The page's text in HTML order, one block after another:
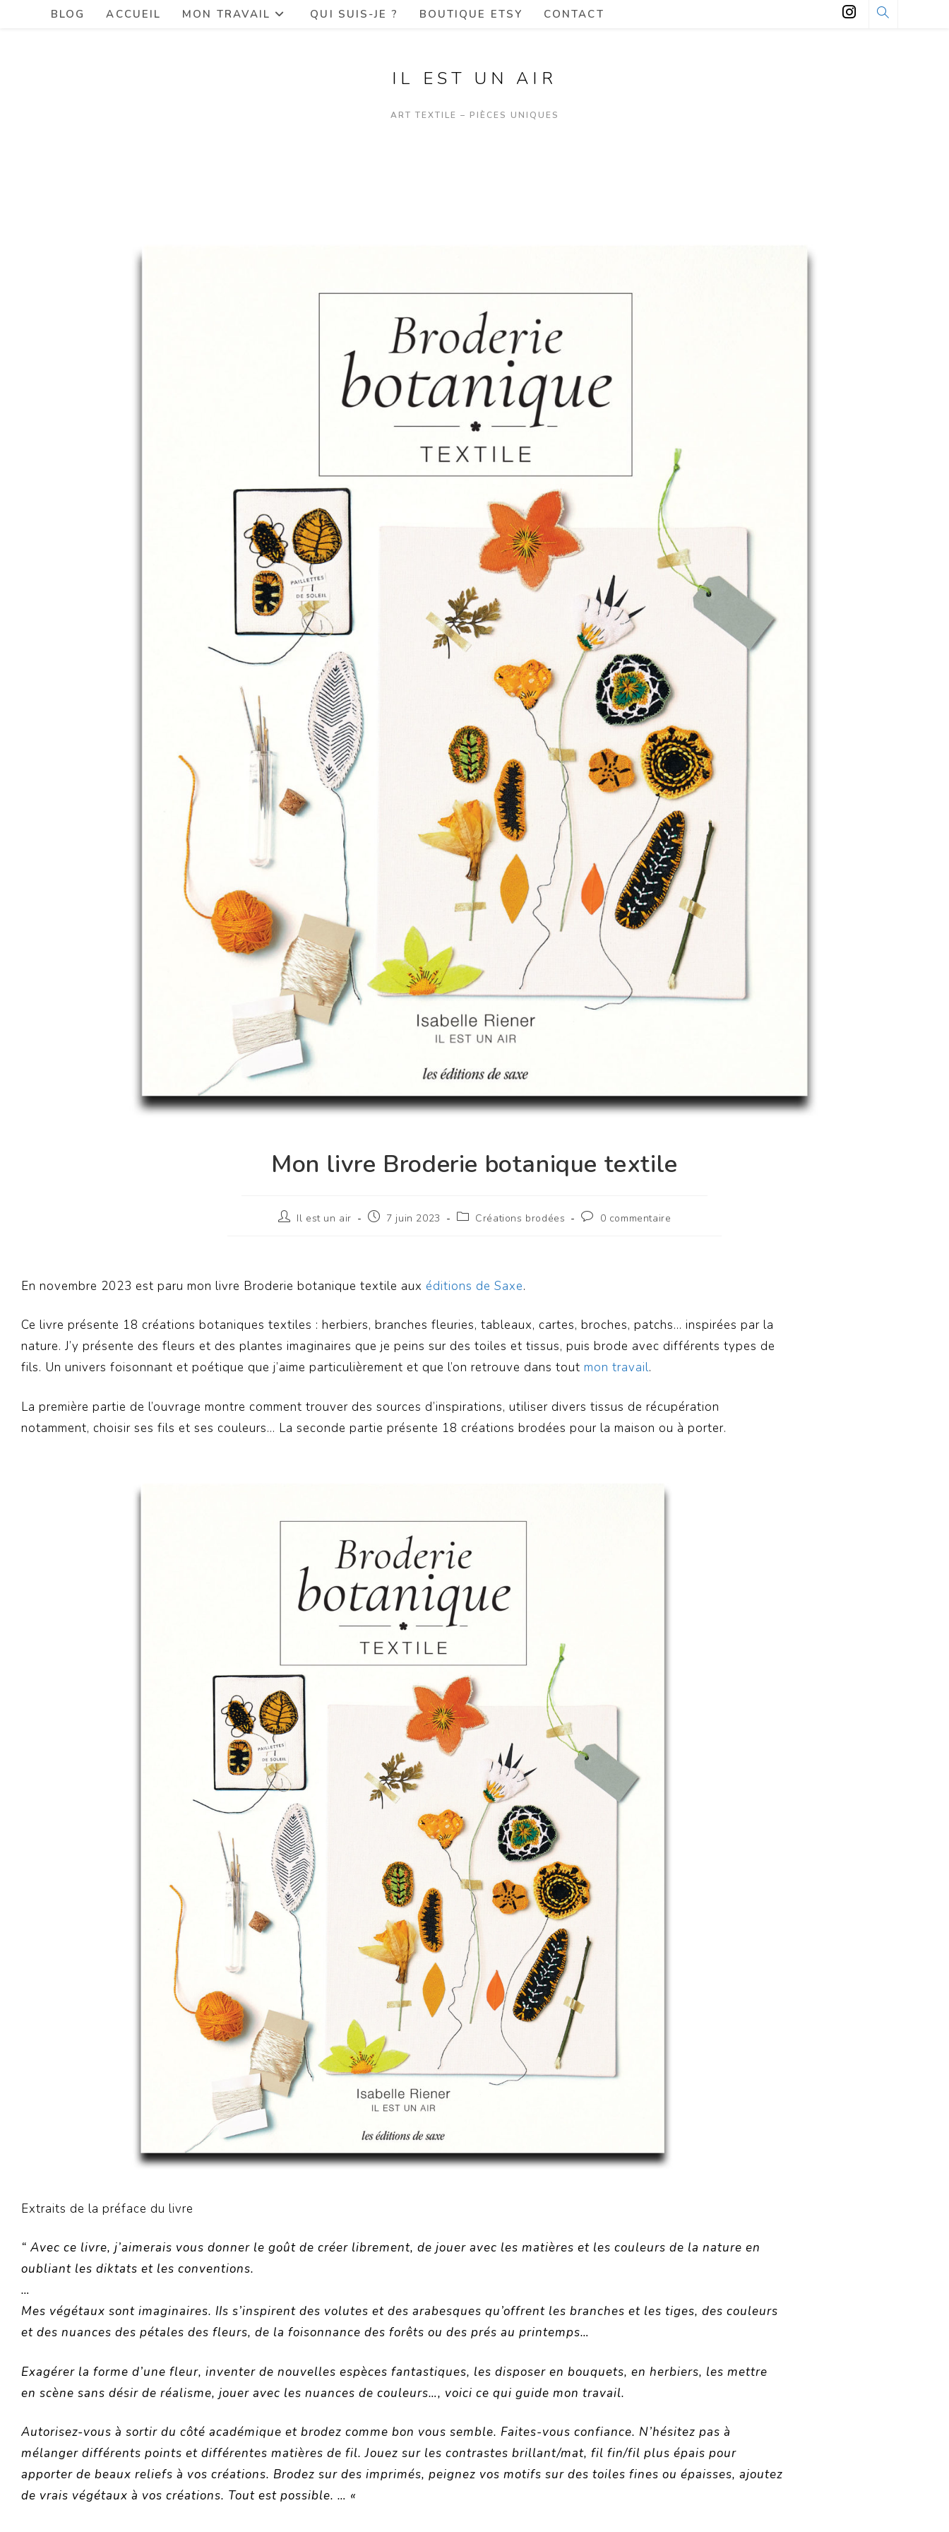
BLOG ACCUEIL MON TRAVAIL QUI SUIS-JE ? BOUTIQUE ETSY CONTACT
IL EST UN AIR
ART TEXTILE – PIÈCES UNIQUES
Mon livre Broderie botanique textile
Il est un air 7 juin 2023 Créations brodées 0 commentaire
En novembre 2023 est paru mon livre Broderie botanique textile aux éditions de Saxe.
Ce livre présente 18 créations botaniques textiles : herbiers, branches fleuries, tableaux, cartes, broches, patchs… inspirées par la
nature. J’y présente des fleurs et des plantes imaginaires que je peins sur des toiles et tissus, puis brode avec différents types de
fils. Un univers foisonnant et poétique que j’aime particulièrement et que l’on retrouve dans tout mon travail.
La première partie de l’ouvrage montre comment trouver des sources d’inspirations, utiliser divers tissus de récupération
notamment, choisir ses fils et ses couleurs… La seconde partie présente 18 créations brodées pour la maison ou à porter.
Extraits de la préface du livre
“ Avec ce livre, j’aimerais vous donner le goût de créer librement, de jouer avec les matières et les couleurs de la nature en
oubliant les diktats et les conventions.
…
Mes végétaux sont imaginaires. IIs s’inspirent des volutes et des arabesques qu’offrent les branches et les tiges, des couleurs
et des nuances des pétales des fleurs, de la foisonnance des forêts ou des prés au printemps…
Exagérer la forme d’une fleur, inventer de nouvelles espèces fantastiques, les disposer en bouquets, en herbiers, les mettre
en scène sans désir de réalisme, jouer avec les nuances de couleurs…, voici ce qui guide mon travail.
Autorisez-vous à sortir du côté académique et brodez comme bon vous semble. Faites-vous confiance. N’hésitez pas à
mélanger différents points et différentes matières de fil. Jouez sur les contrastes brillant/mat, fil fin/fil plus épais pour
apporter de beaux reliefs à vos créations. Brodez sur des imprimés, peignez vos motifs sur des toiles fines ou épaisses, ajoutez
de vrais végétaux à vos créations. Tout est possible. … «